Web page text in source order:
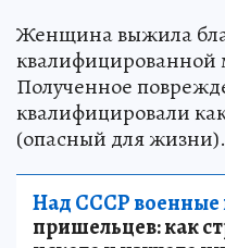
Женщина выжила
Полученное
квалифицировали
(опасный для жизни).
Над СССР военные
пришельцев: как